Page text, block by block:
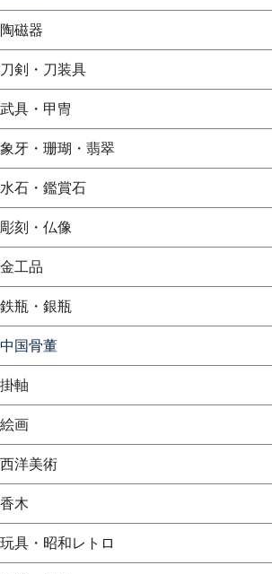
陶磁器
刀剣・刀装具
武具・甲冑
象牙・珊瑚・翡翠
水石・鑑賞石
彫刻・仏像
金工品
鉄瓶・銀瓶
中国骨董
掛軸
絵画
西洋美術
香木
玩具・昭和レトロ